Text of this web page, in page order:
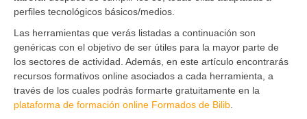
perfiles tecnológicos básicos/medios.
Las herramientas que verás listadas a continuación son
genéricas con el objetivo de ser útiles para la mayor parte de
los sectores de actividad. Además, en este artículo encontrarás
recursos formativos online asociados a cada herramienta, a
través de los cuales podrás formarte gratuitamente en la
plataforma de formación online Formados de Bilib